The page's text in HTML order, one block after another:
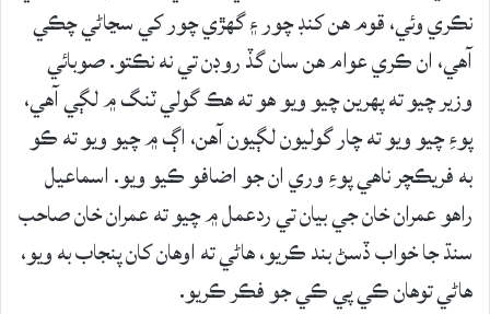
نڪري وئي، قوم هن کنڊ چور ۽ گھڙي چور کي سڃاڻي چڪي
آهي، ان ڪري عوام هن سان گڏ روڊن تي نه نڪتو. صوبائي
وزير چيو ته پهرين چيو ويو هو ته هڪ گولي ٽنگ ۾ لڳي آھي،
پوءِ چيو ويو ته چار گوليون لڳيون آھن، اڳ ۾ چيو ويو ته ڪو
به فريڪچر ناهي پوءِ وري ان جو اضافو ڪيو ويو. اسماعيل
راھو عمران خان جي بيان تي ردعمل ۾ چيو ته عمران خان صاحب
سنڌ جا خواب ڏسڻ بند ڪريو، هاڻي ته اوھان کان پنجاب به ويو،
هاڻي توهان ڪي پي ڪي جو فڪر ڪريو.